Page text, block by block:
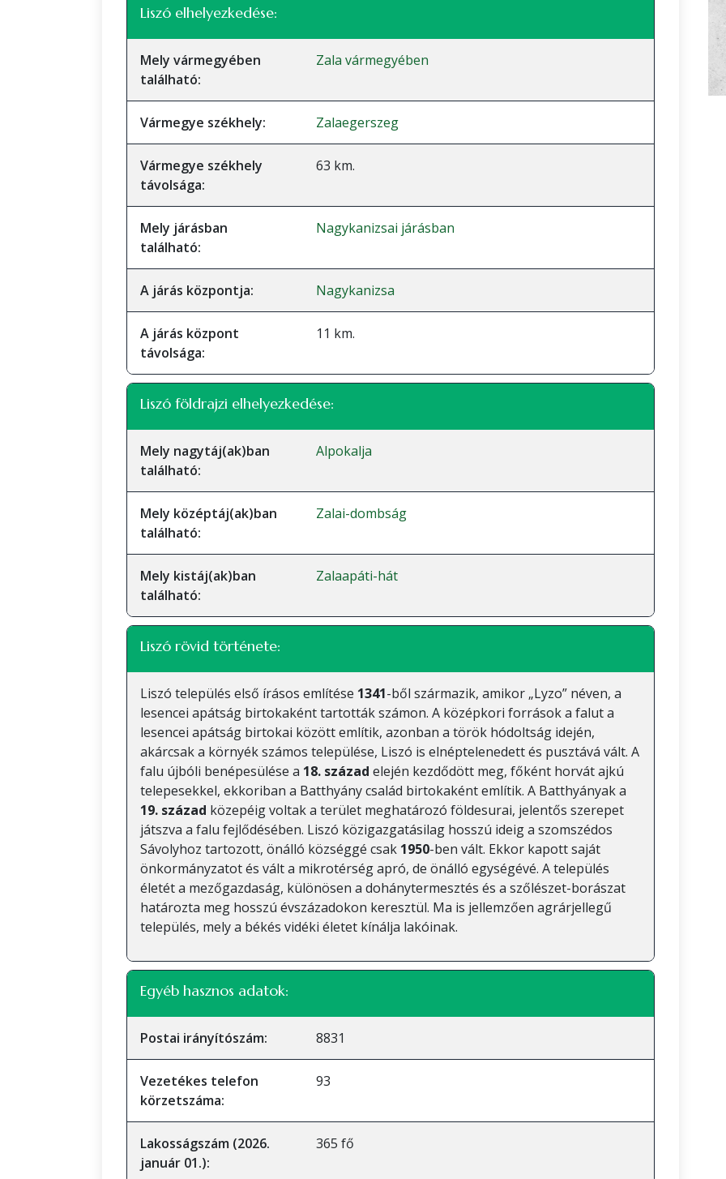
Liszó elhelyezkedése:
Mely vármegyében
található:
Zala vármegyében
Vármegye székhely: Zalaegerszeg
Vármegye székhely
távolsága:
63 km.
Mely járásban
található:
Nagykanizsai járásban
A járás központja: Nagykanizsa
A járás központ
távolsága:
11 km.
Liszó földrajzi elhelyezkedése:
Mely nagytáj(ak)ban
található:
Alpokalja
Mely középtáj(ak)ban
található:
Zalai-dombság
Mely kistáj(ak)ban
található:
Zalaapáti-hát
Liszó rövid története:
Liszó település első írásos említése 1341-ből származik, amikor „Lyzo” néven, a
lesencei apátság birtokaként tartották számon. A középkori források a falut a
lesencei apátság birtokai között említik, azonban a török hódoltság idején,
akárcsak a környék számos települése, Liszó is elnéptelenedett és pusztává vált. A
falu újbóli benépesülése a 18. század elején kezdődött meg, főként horvát ajkú
telepesekkel, ekkoriban a Batthyány család birtokaként említik. A Batthyányak a
19. század közepéig voltak a terület meghatározó földesurai, jelentős szerepet
játszva a falu fejlődésében. Liszó közigazgatásilag hosszú ideig a szomszédos
Sávolyhoz tartozott, önálló községgé csak 1950-ben vált. Ekkor kapott saját
önkormányzatot és vált a mikrotérség apró, de önálló egységévé. A település
életét a mezőgazdaság, különösen a dohánytermesztés és a szőlészet-borászat
határozta meg hosszú évszázadokon keresztül. Ma is jellemzően agrárjellegű
település, mely a békés vidéki életet kínálja lakóinak.
Egyéb hasznos adatok:
Postai irányítószám: 8831
Vezetékes telefon
körzetszáma:
93
Lakosságszám (2026.
január 01.):
365 fő